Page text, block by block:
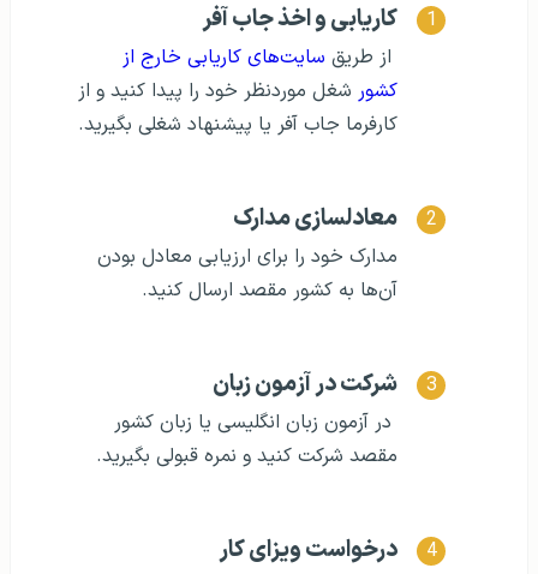
کاریابی و اخذ جاب آفر
از طریق سایت‌های کاریابی خارج از
کشور شغل موردنظر خود را پیدا کنید و از
کارفرما جاب آفر یا پیشنهاد شغلی بگیرید.
معادلسازی مدارک
مدارک خود را برای ارزیابی معادل بودن
آن‌ها به کشور مقصد ارسال کنید.
شرکت در آزمون زبان
در آزمون زبان انگلیسی یا زبان کشور
مقصد شرکت کنید و نمره قبولی بگیرید.
درخواست ویزای کار